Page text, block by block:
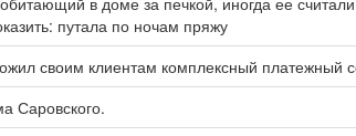
путала по ночам пряжу
своим клиентам комплексный платежный
Саровского.